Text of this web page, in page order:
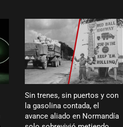
Sin trenes, sin puertos y con
la gasolina contada, el
avance aliado en Normandía